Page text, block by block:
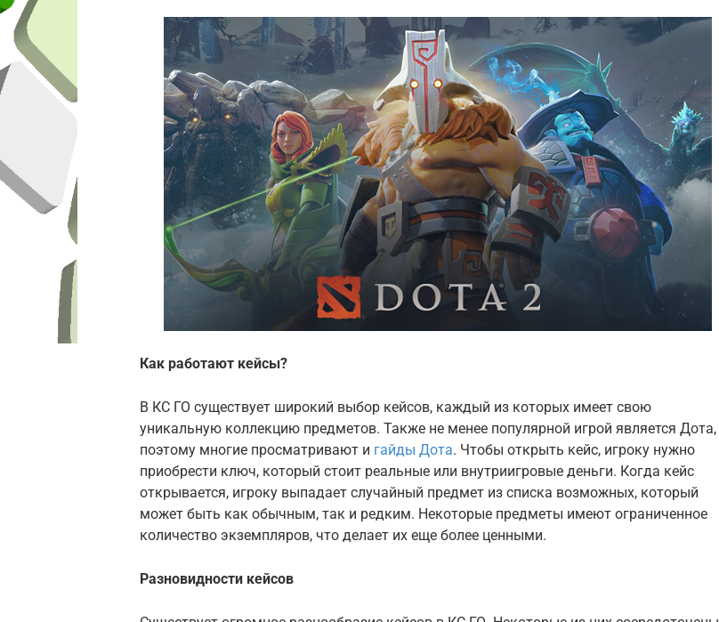
Как работают кейсы?
В КС ГО существует широкий выбор кейсов, каждый из которых имеет свою
уникальную коллекцию предметов. Также не менее популярной игрой является Дота,
поэтому многие просматривают и гайды Дота. Чтобы открыть кейс, игроку нужно
приобрести ключ, который стоит реальные или внутриигровые деньги. Когда кейс
открывается, игроку выпадает случайный предмет из списка возможных, который
может быть как обычным, так и редким. Некоторые предметы имеют ограниченное
количество экземпляров, что делает их еще более ценными.
Разновидности кейсов